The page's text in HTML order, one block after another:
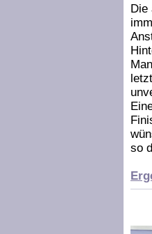
Die
so